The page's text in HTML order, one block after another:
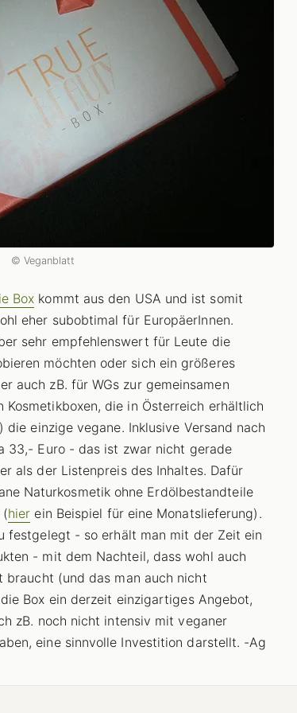
© Veganblatt
Box kommt aus den USA und ist somit
eher subobtimal für EuropäerInnen.
sehr empfehlenswert für Leute die
möchten oder sich ein größeres
auch zB. für WGs zur gemeinsamen
Kosmetikboxen, die in Österreich erhältlich
die einzige vegane. Inklusive Versand nach
33,- Euro - das ist zwar nicht gerade
als der Listenpreis des Inhaltes. Dafür
Naturkosmetik ohne Erdölbestandteile
(hier ein Beispiel für eine Monatslieferung).
festgelegt - so erhält man mit der Zeit ein
- mit dem Nachteil, dass wohl auch
braucht (und das man auch nicht
Box ein derzeit einzigartiges Angebot,
zB. noch nicht intensiv mit veganer
eine sinnvolle Investition darstellt. -Ag